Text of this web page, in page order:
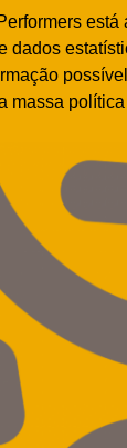
dados
massa